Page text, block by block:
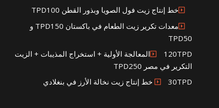
خط إنتاج زيت فول الصويا وبذور القطن TPD100
معدات تكرير زيت الطعام في باكستان TPD150 و
TPD50
120TPDالمعالجة الأولية + استخراج المذيبات + الزيت
التكرير في مصر TPD250
30TPD خط إنتاج زيت نخالة الأرز في بنغلادي